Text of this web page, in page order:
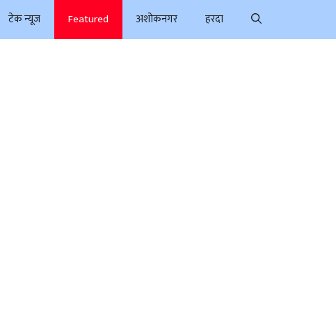
टेक न्यूज Featured अशोकनगर हरदा